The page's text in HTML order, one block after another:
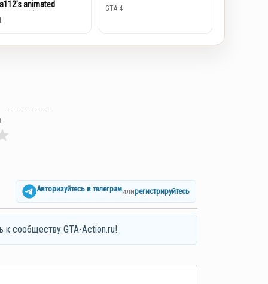
animated
GTA 4
Авторизуйтесь в телеграмилирегистрируйтесь
к сообществу GTA-Action.ru!